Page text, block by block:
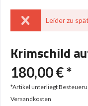
Leider zu
Krimschild
180,00 € *
*Artikel unterliegt
Versandkosten